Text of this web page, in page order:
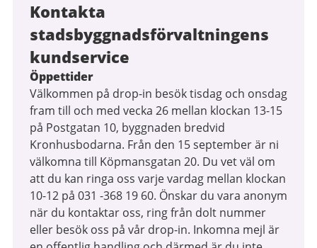
Kontakta
stadsbyggnadsförvaltningens
kundservice
Öppettider
Välkommen på drop-in besök tisdag och onsdag
fram till och med vecka 26 mellan klockan 13-15
på Postgatan 10, byggnaden bredvid
Kronhusbodarna. Från den 15 september är ni
välkomna till Köpmansgatan 20. Du vet väl om
att du kan ringa oss varje vardag mellan klockan
10-12 på 031 -368 19 60. Önskar du vara anonym
när du kontaktar oss, ring från dolt nummer
eller besök oss på vår drop-in. Inkomna mejl är